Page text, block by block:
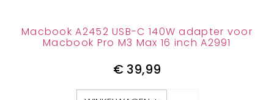
Macbook A2452 USB-C 140W adapter voor
Macbook Pro M3 Max 16 inch A2991
€ 39,99